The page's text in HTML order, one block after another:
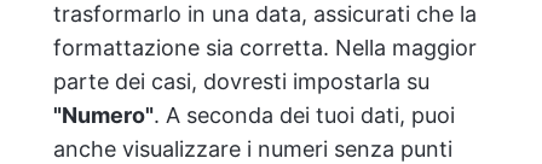
trasformarlo in una data, assicurati che la
formattazione sia corretta. Nella maggior
parte dei casi, dovresti impostarla su
"Numero". A seconda dei tuoi dati, puoi
anche visualizzare i numeri senza punti